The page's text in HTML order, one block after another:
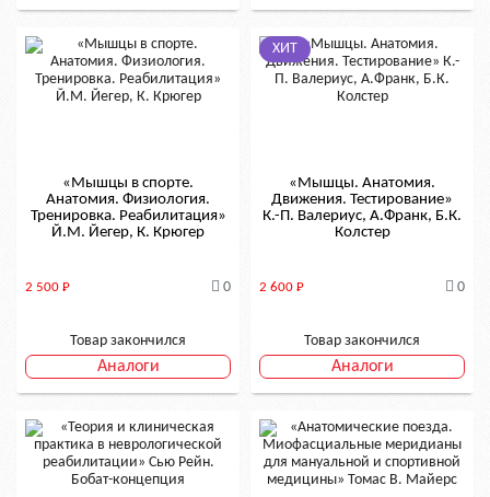
«Мышцы в спорте.
Анатомия. Физиология.
Тренировка. Реабилитация»
Й.M. Йегер, К. Крюгер
2 500 Р 0
Товар закончился
Аналоги
ХИТ
«Мышцы. Анатомия.
Движения. Тестирование»
К.-П. Валериус, А.Франк, Б.К.
Колстер
2 600 Р 0
Товар закончился
Аналоги